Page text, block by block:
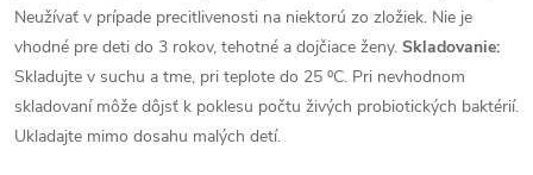
Neužívať v prípade precitlivenosti na niektorú zo zložiek. Nie je
vhodné pre deti do 3 rokov, tehotné a dojčiace ženy. Skladovanie:
Skladujte v suchu a tme, pri teplote do 25 ⁰C. Pri nevhodnom
skladovaní môže dôjsť k poklesu počtu živých probiotických baktérií.
Ukladajte mimo dosahu malých detí.